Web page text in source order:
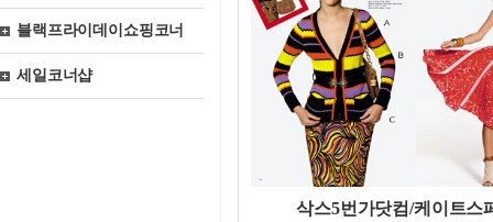
블랙프라이데이쇼핑코너
세일코너샵
삭스5번가닷컴/케이트스